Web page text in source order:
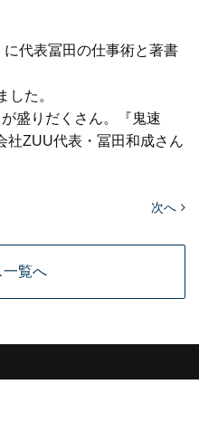
に代表冨田の仕事術と著書
した。
盛りだくさん。『鬼速
社ZUU代表・冨田和成さん
次へ
一覧へ